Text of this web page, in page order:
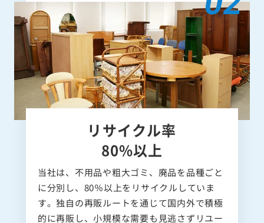
リサイクル率
80%以上
当社は、不用品や粗大ゴミ、廃品を品種ごと
に分別し、80％以上をリサイクルしていま
す。独自の再販ルートを通じて国内外で積極
的に再販し、小規模な需要も見逃さずリユー